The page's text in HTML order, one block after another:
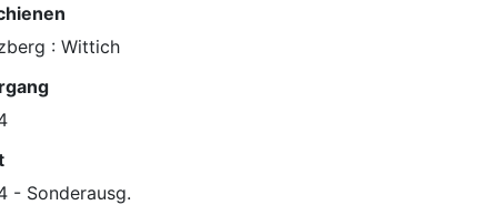
: Wittich
- Sonderausg.